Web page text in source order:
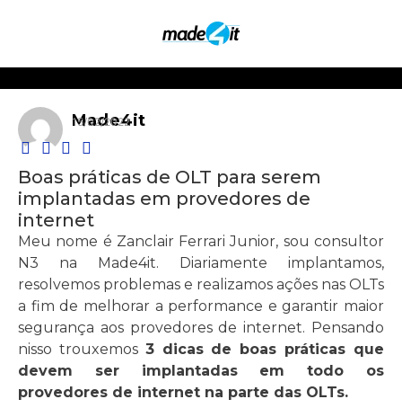
Made4it
15/02/2022
Boas práticas de OLT para serem
implantadas em provedores de
internet
Meu nome é Zanclair Ferrari Junior, sou consultor
N3 na Made4it. Diariamente implantamos,
resolvemos problemas e realizamos ações nas OLTs
a fim de melhorar a performance e garantir maior
segurança aos provedores de internet. Pensando
nisso trouxemos 3 dicas de boas práticas que
devem ser implantadas em todo os
provedores de internet na parte das OLTs.